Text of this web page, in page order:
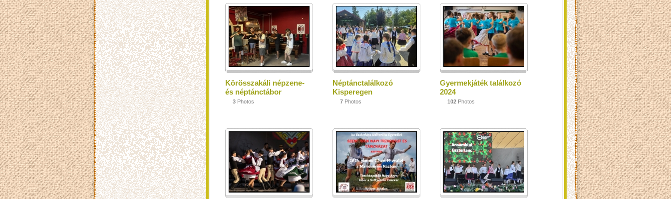
Körösszakáli népzene-
és néptánctábor
3 Photos
Néptánctalálkozó
Kisperegen
7 Photos
Gyermekjáték találkozó
2024
102 Photos